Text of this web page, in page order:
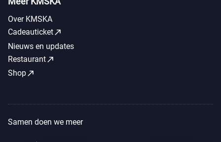
Over KMSKA
Cadeauticketcall_made
Nieuws en updates
Restaurantcall_made
Shopcall_made
Samen doen we meer